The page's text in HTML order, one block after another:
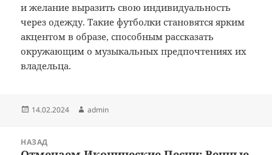
и желание выразить свою индивидуальность
через одежду. Такие футболки становятся ярким
акцентом в образе, способным рассказать
окружающим о музыкальных предпочтениях их
владельца.
Опубликовано
14.02.2024 Автор
admin
НАЗАД